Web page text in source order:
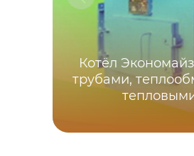
Котёл
трубами,